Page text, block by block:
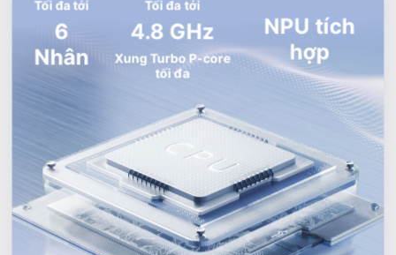
Tối đa tới
6
Nhân
Tối đa tới
4.8GHz
Xung Turbo P-core
tối đa
NPU tích
hợp